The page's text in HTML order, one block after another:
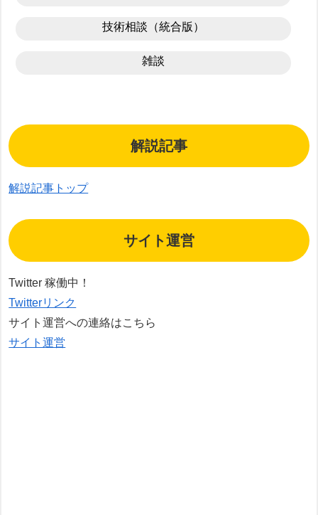
技術相談（統合版）
雑談
解説記事
解説記事トップ
サイト運営
Twitter 稼働中！
Twitterリンク
サイト運営への連絡はこちら
サイト運営